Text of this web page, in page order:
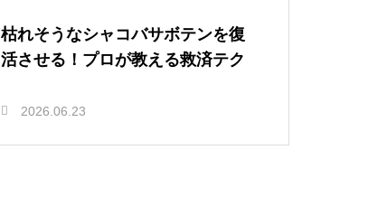
枯れそうなシャコバサボテンを復
活させる！プロが教える救済テク
2026.06.23